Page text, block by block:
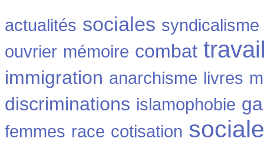
actualités sociales syndicalisme
ouvrier mémoire combat
immigration anarchisme livres
discriminations islamophobie
femmes race cotisation sociale